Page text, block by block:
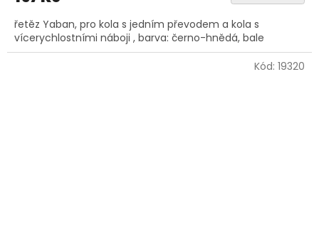
řetěz Yaban, pro kola s jedním převodem a kola s
vícerychlostními náboji , barva: černo-hnědá, bale
Kód: 19320